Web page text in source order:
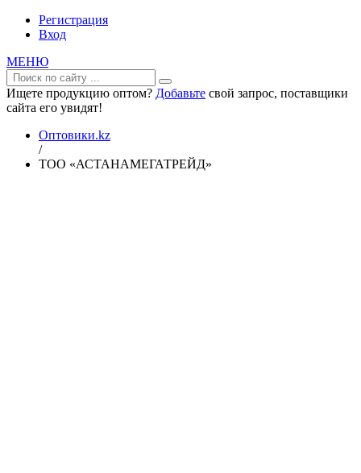
Регистрация
Вход
МЕНЮ
Ищете продукцию оптом? Добавьте свой запрос, поставщики
сайта его увидят!
Оптовики.kz
/
ТОО «АСТАНАМЕГАТРЕЙД»